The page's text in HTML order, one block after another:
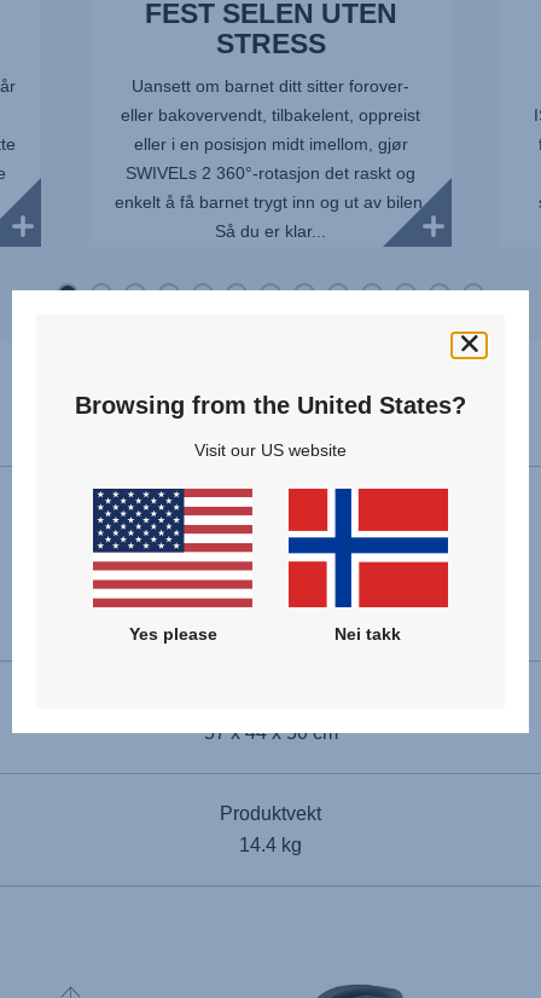
FEST SELEN UTEN
STRESS
Uansett om barnet ditt sitter forover-
eller bakovervendt, tilbakelent, oppreist
eller i en posisjon midt imellom, gjør
SWIVELs 2 360°-rotasjon det raskt og
enkelt å få barnet trygt inn og ut av bilen.
Så du er klar...
Spesifikasjoner
Forovervendt installasjon
Bakovervendt installasjon 40 - 105 cm
57 x 44 x 50 cm
Produktvekt
14.4 kg
Browsing from the United States?
Visit our US website
Yes please Nei takk